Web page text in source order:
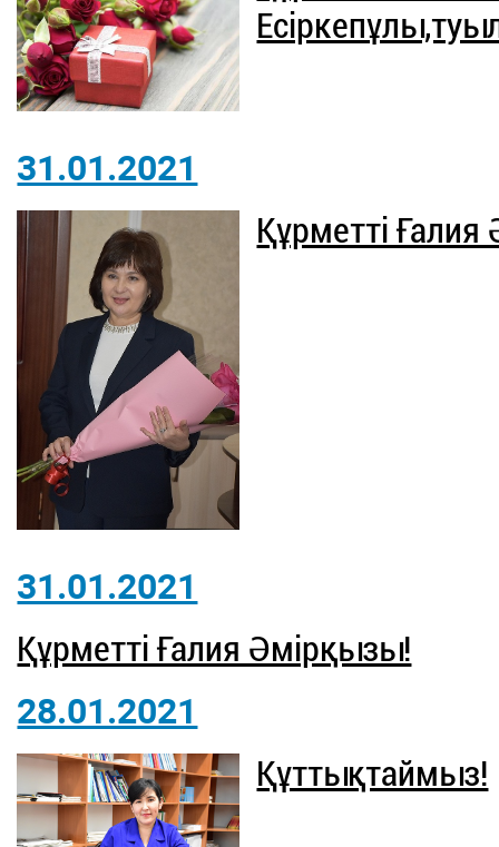
31.01.2021
Құрметті
31.01.2021
Құрметті Ғалия Әмірқызы!
28.01.2021
Құттықтаймыз!